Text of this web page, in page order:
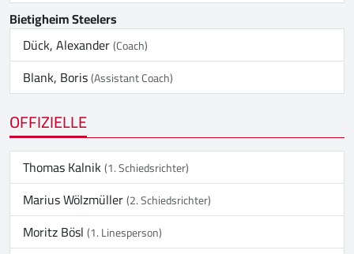
Bietigheim Steelers
Dück, Alexander(Coach)
Blank, Boris(Assistant Coach)
OFFIZIELLE
Thomas Kalnik(1. Schiedsrichter)
Marius Wölzmüller(2. Schiedsrichter)
Moritz Bösl(1. Linesperson)